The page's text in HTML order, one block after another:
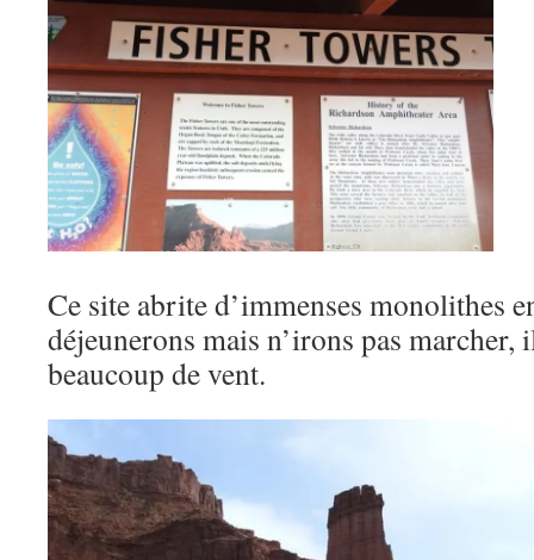
Ce site abrite d’immenses monolithes
déjeunerons mais n’irons pas
beaucoup de vent.